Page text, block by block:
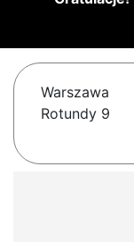
Warszawa
Rotundy 9